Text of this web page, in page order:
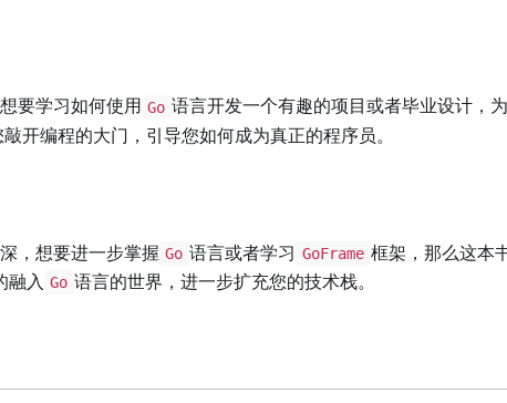
要学习如何使用 Go 语言开发一个有趣的项目或者毕业设计，
开编程的大门，引导您如何成为真正的程序员。
，想要进一步掌握 Go 语言或者学习 GoFrame 框架，那么这本
融入 Go 语言的世界，进一步扩充您的技术栈。